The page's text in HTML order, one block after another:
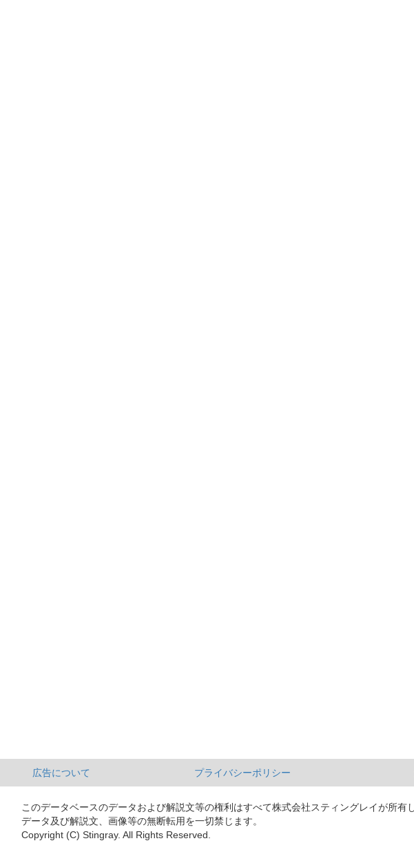
広告について プライバシーポリシー
このデータベースのデータおよび解説文等の権利はすべて株式会社スティングレイが所有
データ及び解説文、画像等の無断転用を一切禁じます。
Copyright (C) Stingray. All Rights Reserved.